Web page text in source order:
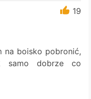
19
na boisko pobronić,
dobrze co